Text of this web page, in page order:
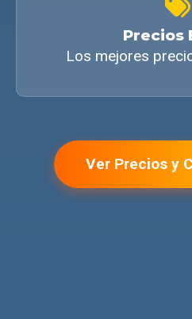
Precios
Los mejores
Ver Precios y